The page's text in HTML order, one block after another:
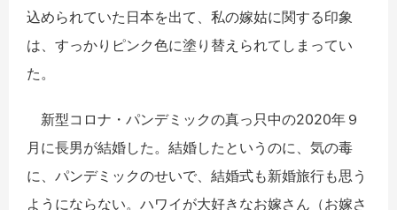
込められていた日本を出て、私の嫁姑に関する印象
は、すっかりピンク色に塗り替えられてしまってい
た。
新型コロナ・パンデミックの真っ只中の2020年９
月に長男が結婚した。結婚したというのに、気の毒
に、パンデミックのせいで、結婚式も新婚旅行も思う
ようにならない。ハワイが大好きなお嫁さん（お嫁さ